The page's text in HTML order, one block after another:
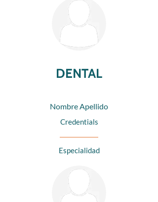
DENTAL
Nombre Apellido
Credentials
Especialidad